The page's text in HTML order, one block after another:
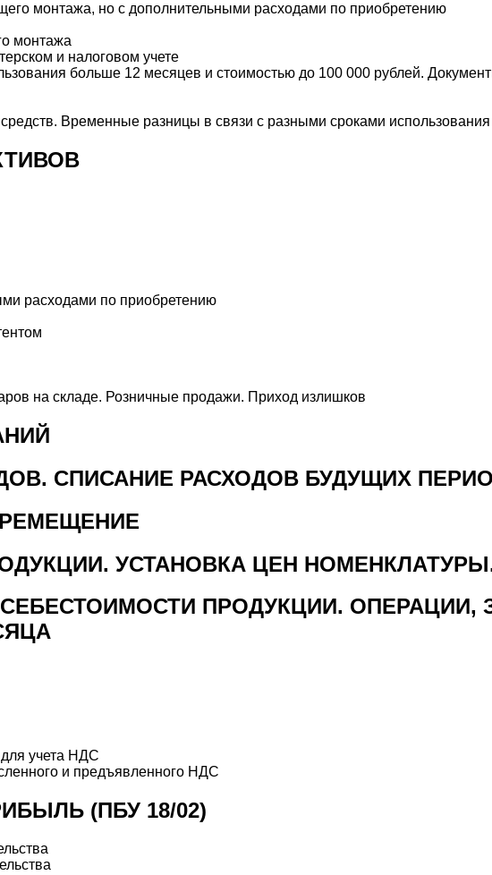
монтажа, но с дополнительными расходами по приобретению
монтажа
и налоговом учете
больше 12 месяцев и стоимостью до 100 000 рублей.
Временные разницы в связи с разными сроками использования
расходами по приобретению
на складе. Розничные продажи. Приход излишков
СПИСАНИЕ РАСХОДОВ БУДУЩИХ
УСТАНОВКА ЦЕН
СЕБЕСТОИМОСТИ ПРОДУКЦИИ.
для учета НДС
и предъявленного НДС
(ПБУ 18/02)